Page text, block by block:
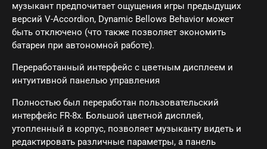
музыкант предпочитает ощущения игры предыдущих
версий V-Accordion, Dynamic Bellows Behavior может
быть отключено (что также позволяет экономить
батареи при автономной работе).
Переработанный интерфейс с цветным дисплеем и
интуитивной панелью управления
Полностью был переработан пользовательский
интерфейс FR-8x. Большой цветной дисплей,
утопленный в корпус, позволяет музыканту видеть и
редактировать различные параметры, а панель